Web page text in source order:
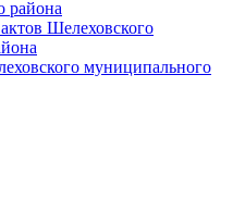
района
Шелеховского
муниципального